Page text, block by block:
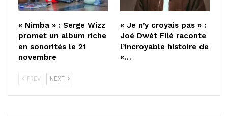
« Nimba » : Serge Wizz
promet un album riche
en sonorités le 21
novembre
« Je n’y croyais pas » :
Joé Dwèt Filé raconte
l’incroyable histoire de
«…
PREV NEXT